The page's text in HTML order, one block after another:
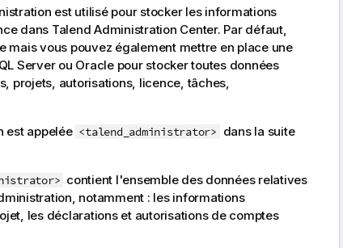
est utilisé pour stocker les informations
dans Talend Administration Center. Par défaut,
mais vous pouvez également mettre en place une
Server ou Oracle pour stocker toutes données
projets, autorisations, licence, tâches,
est appelée <talend_administrator> dans la suite
contient l'ensemble des données relatives
notamment : les informations
les déclarations et autorisations de comptes